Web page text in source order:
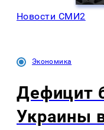
Новости СМИ2
Экономика
Дефицит
Украины